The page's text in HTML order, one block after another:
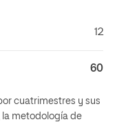
12
60
cuatrimestres y sus
metodología de